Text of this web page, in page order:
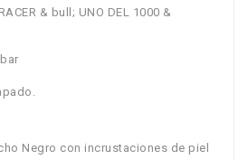
& bull; UNO DEL 1000 &
Negro con incrustaciones de piel